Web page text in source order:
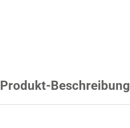
Produkt-Beschreibung